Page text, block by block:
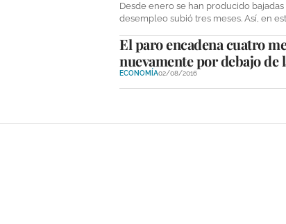
Desde enero se han producido
desempleo subió tres meses. Así, en
El paro encadena cuatro
nuevamente por debajo de
ECONOMÍA02/08/2016